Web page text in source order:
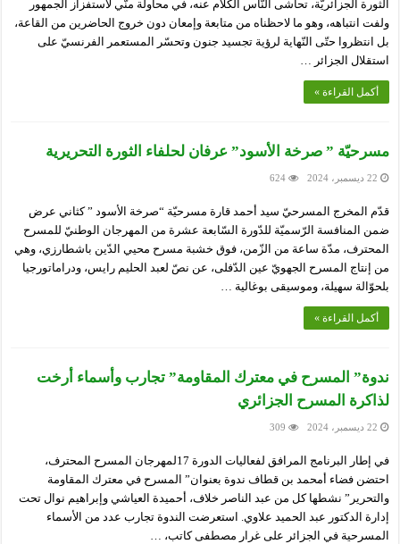
الثورة الجزائريّة، تحاشى النّاس الكلام عنه، في محاولة منّي لاستفزاز الجمهور
ولفت انتباهه، وهو ما لاحظناه من متابعة وإمعان دون خروج الحاضرين من القاعة،
بل انتظروا حتّى النّهاية لرؤية تجسيد جنون وتحسّر المستعمر الفرنسيّ على
استقلال الجزائر …
أكمل القراءة »
مسرحيّة ” صرخة الأسود” عرفان لحلفاء الثورة التحريرية
22 ديسمبر، 2024 624
قدّم المخرج المسرحيّ سيد أحمد قارة مسرحيّة “صرخة الأسود ” كثاني عرض
ضمن المنافسة الرّسميّة للدّورة السّابعة عشرة من المهرجان الوطنيّ للمسرح
المحترف، مدّة ساعة من الزّمن، فوق خشبة مسرح محيي الدّين باشطارزي، وهي
من إنتاج المسرح الجهويّ عين الدّفلى، عن نصّ لعبد الحليم رايس، ودراماتورجيا
بلحوّالة سهيلة، وموسيقى بوغالية …
أكمل القراءة »
ندوة” المسرح في معترك المقاومة” تجارب وأسماء أرخت
لذاكرة المسرح الجزائري
22 ديسمبر، 2024 309
في إطار البرنامج المرافق لفعاليات الدورة 17لمهرجان المسرح المحترف،
احتضن فضاء أمحمد بن قطاف ندوة بعنوان” المسرح في معترك المقاومة
والتحرير” نشطها كل من عبد الناصر خلاف، أحميدة العياشي وإبراهيم نوال تحت
إدارة الدكتور عبد الحميد علاوي. استعرضت الندوة تجارب عدد من الأسماء
المسرحية في الجزائر على غرار مصطفى كاتب، …